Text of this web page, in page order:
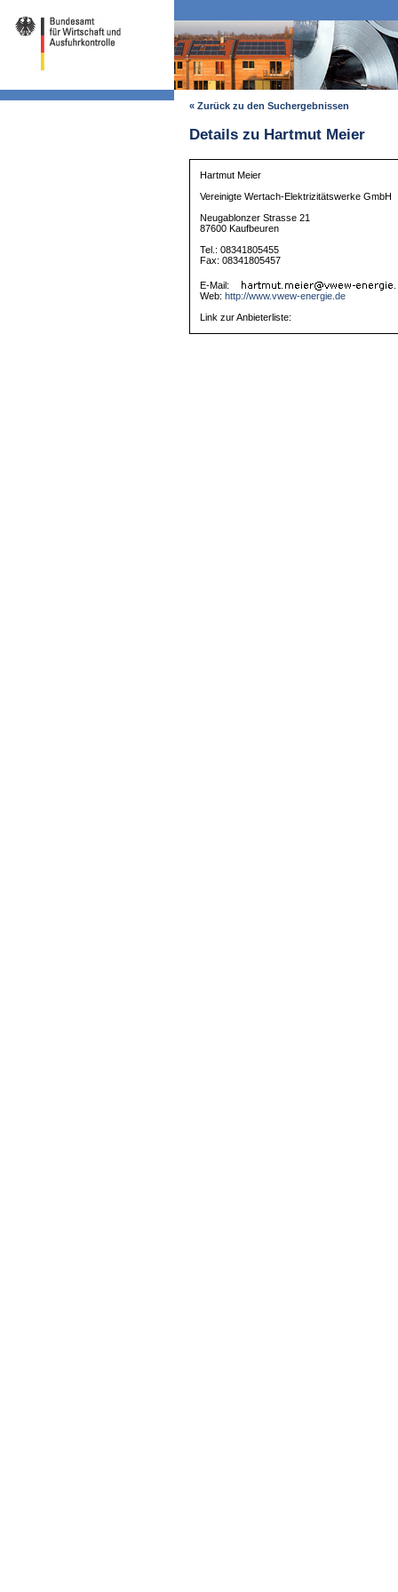
« Zurück zu den Suchergebnissen
Details zu Hartmut Meier
Hartmut Meier
Vereinigte Wertach-Elektrizitätswerke GmbH
Neugablonzer Strasse 21
87600 Kaufbeuren
Tel.: 08341805455
Fax: 08341805457
E-Mail:
Web: http://www.vwew-energie.de
Link zur Anbieterliste: